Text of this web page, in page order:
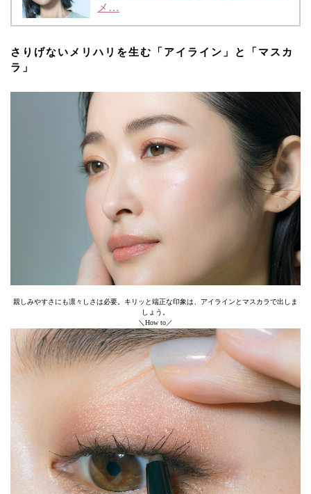
メ…
さりげないメリハリを生む「アイライン」と「マスカ
ラ」
親しみやすさにも凛々しさは必要。キリッと端正な印象は、アイラインとマスカラで出しま
しょう。
＼How to／